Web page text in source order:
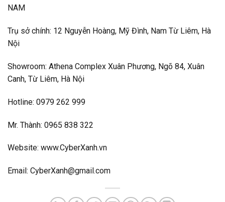
NAM
Trụ sở chính: 12 Nguyễn Hoàng, Mỹ Đình, Nam Từ Liêm, Hà
Nội
Showroom: Athena Complex Xuân Phương, Ngõ 84, Xuân
Canh, Từ Liêm, Hà Nội
Hotline: 0979 262 999
Mr. Thành: 0965 838 322
Website: www.CyberXanh.vn
Email: CyberXanh@gmail.com